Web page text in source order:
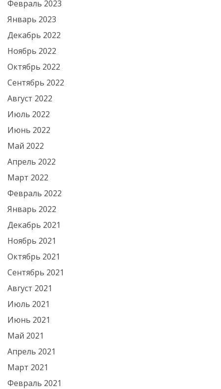
Февраль 2023
Январь 2023
Декабрь 2022
Ноябрь 2022
Октябрь 2022
Сентябрь 2022
Август 2022
Июль 2022
Июнь 2022
Май 2022
Апрель 2022
Март 2022
Февраль 2022
Январь 2022
Декабрь 2021
Ноябрь 2021
Октябрь 2021
Сентябрь 2021
Август 2021
Июль 2021
Июнь 2021
Май 2021
Апрель 2021
Март 2021
Февраль 2021